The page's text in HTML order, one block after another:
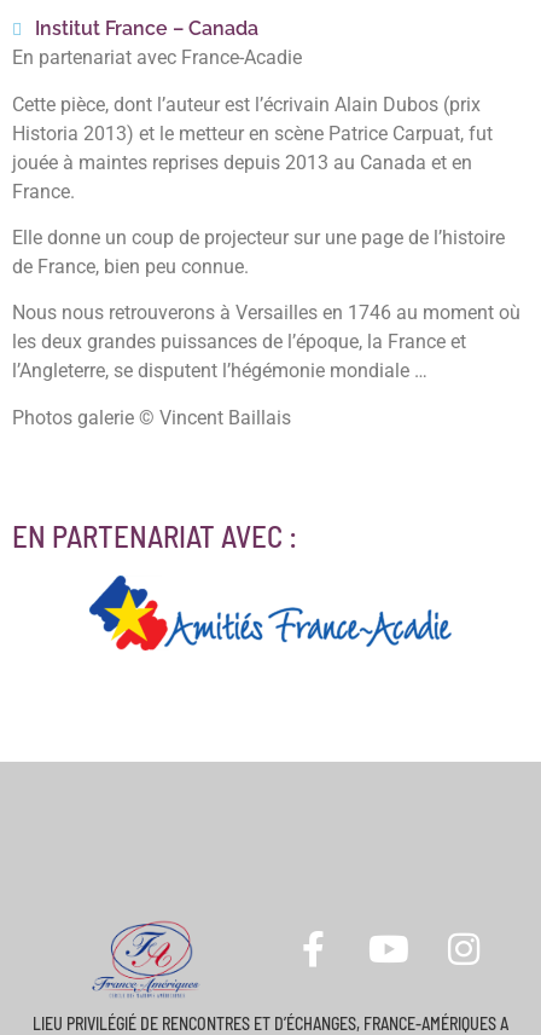
Institut France – Canada
En partenariat avec France-Acadie
Cette pièce, dont l’auteur est l’écrivain Alain Dubos (prix
Historia 2013) et le metteur en scène Patrice Carpuat, fut
jouée à maintes reprises depuis 2013 au Canada et en
France.
Elle donne un coup de projecteur sur une page de l’histoire
de France, bien peu connue.
Nous nous retrouverons à Versailles en 1746 au moment où
les deux grandes puissances de l’époque, la France et
l’Angleterre, se disputent l’hégémonie mondiale …
Photos galerie © Vincent Baillais
EN PARTENARIAT AVEC :
LIEU PRIVILÉGIÉ DE RENCONTRES ET D’ÉCHANGES, FRANCE-AMÉRIQUES A